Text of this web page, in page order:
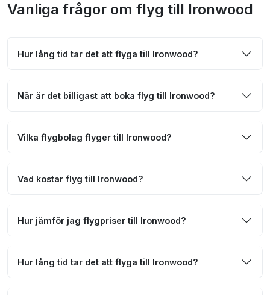
Vanliga frågor om flyg till Ironwood
Hur lång tid tar det att flyga till Ironwood?
När är det billigast att boka flyg till Ironwood?
Vilka flygbolag flyger till Ironwood?
Vad kostar flyg till Ironwood?
Hur jämför jag flygpriser till Ironwood?
Hur lång tid tar det att flyga till Ironwood?